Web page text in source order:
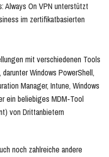
Always On VPN unterstützt
im zertifikatbasierten
mit verschiedenen Tools
Windows PowerShell,
Manager, Intune, Windows
ein beliebiges MDM-Tool
von Drittanbietern
noch zahlreiche andere